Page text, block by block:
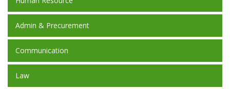
Admin & Precurement
Communication
Law